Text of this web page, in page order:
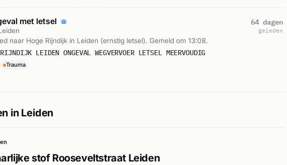
met letsel
naar Hoge Rijndijk in Leiden (ernstig letsel). Gemeld om 13:08.
LEIDEN ONGEVAL WEGVERVOER LETSEL MEERVOUDIG
Trauma
64 dagen
geleden
in Leiden
stof Rooseveltstraat Leiden